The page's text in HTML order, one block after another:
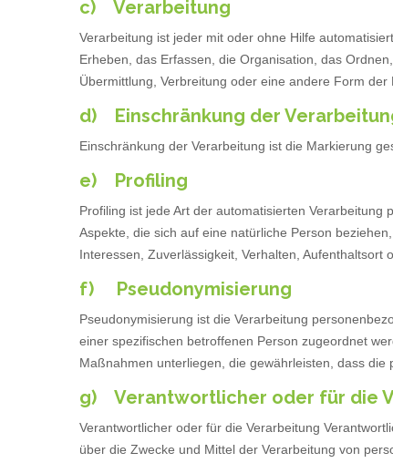
c) Verarbeitung
Verarbeitung ist jeder mit oder ohne Hilfe
Erheben, das Erfassen, die Organisation, das
Übermittlung, Verbreitung oder eine andere Form
d) Einschränkung der
Einschränkung der Verarbeitung ist die Markierung
e) Profiling
Profiling ist jede Art der automatisierten
Aspekte, die sich auf eine natürliche Person
Interessen, Zuverlässigkeit, Verhalten, Aufenthaltsort
f) Pseudonymisierung
Pseudonymisierung ist die Verarbeitung
einer spezifischen betroffenen Person zugeordnet
Maßnahmen unterliegen, die gewährleisten, dass
g) Verantwortlicher oder für die
Verantwortlicher oder für die Verarbeitung
über die Zwecke und Mittel der Verarbeitung von